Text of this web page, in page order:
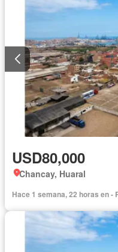
USD80,000
Chancay, Huaral
Hace 1 semana, 22 horas en -